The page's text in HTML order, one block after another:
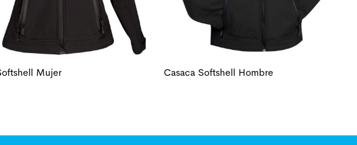
Mujer Casaca Softshell Hombre